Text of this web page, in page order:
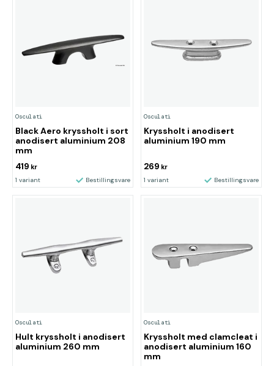
Osculati
Black Aero kryssholt i sort
anodisert aluminium 208
mm
419 kr
1 variant Bestillingsvare
Osculati
Kryssholt i anodisert
aluminium 190 mm
269 kr
1 variant Bestillingsvare
Osculati
Hult kryssholt i anodisert
aluminium 260 mm
Osculati
Kryssholt med clamcleat i
anodisert aluminium 160
mm